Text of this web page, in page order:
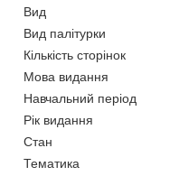
Вид
Вид палітурки
Кількість сторінок
Мова видання
Навчальний період
Рік видання
Стан
Тематика